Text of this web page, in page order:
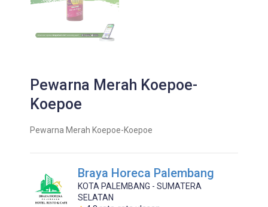
Pewarna Merah Koepoe-
Koepoe
Pewarna Merah Koepoe-Koepoe
Braya Horeca Palembang
KOTA PALEMBANG - SUMATERA
SELATAN